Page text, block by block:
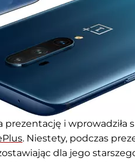
i wprowadziła
. Niestety, podczas
dla jego